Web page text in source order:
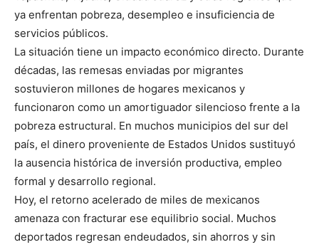
ya enfrentan pobreza, desempleo e insuficiencia de
servicios públicos.
La situación tiene un impacto económico directo. Durante
décadas, las remesas enviadas por migrantes
sostuvieron millones de hogares mexicanos y
funcionaron como un amortiguador silencioso frente a la
pobreza estructural. En muchos municipios del sur del
país, el dinero proveniente de Estados Unidos sustituyó
la ausencia histórica de inversión productiva, empleo
formal y desarrollo regional.
Hoy, el retorno acelerado de miles de mexicanos
amenaza con fracturar ese equilibrio social. Muchos
deportados regresan endeudados, sin ahorros y sin